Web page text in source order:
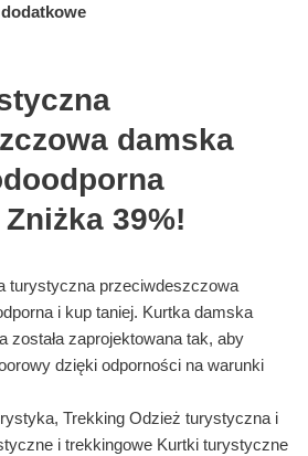
damska
39%!
turystyczna przeciwdeszczowa
i kup taniej. Kurtka damska
została zaprojektowana tak, aby
dzięki odporności na warunki
Trekking Odzież turystyczna i
i trekkingowe Kurtki turystyczne